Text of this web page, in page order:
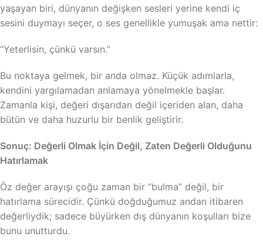
yaşayan biri, dünyanın değişken sesleri yerine kendi iç
sesini duymayı seçer, o ses genellikle yumuşak ama nettir:
“Yeterlisin, çünkü varsın.”
Bu noktaya gelmek, bir anda olmaz. Küçük adımlarla,
kendini yargılamadan anlamaya yönelmekle başlar.
Zamanla kişi, değeri dışarıdan değil içeriden alan, daha
bütün ve daha huzurlu bir benlik geliştirir.
Sonuç: Değerli Olmak İçin Değil, Zaten Değerli Olduğunu
Hatırlamak
Öz değer arayışı çoğu zaman bir “bulma” değil, bir
hatırlama sürecidir. Çünkü doğduğumuz andan itibaren
değerliydik; sadece büyürken dış dünyanın koşulları bize
bunu unutturdu.